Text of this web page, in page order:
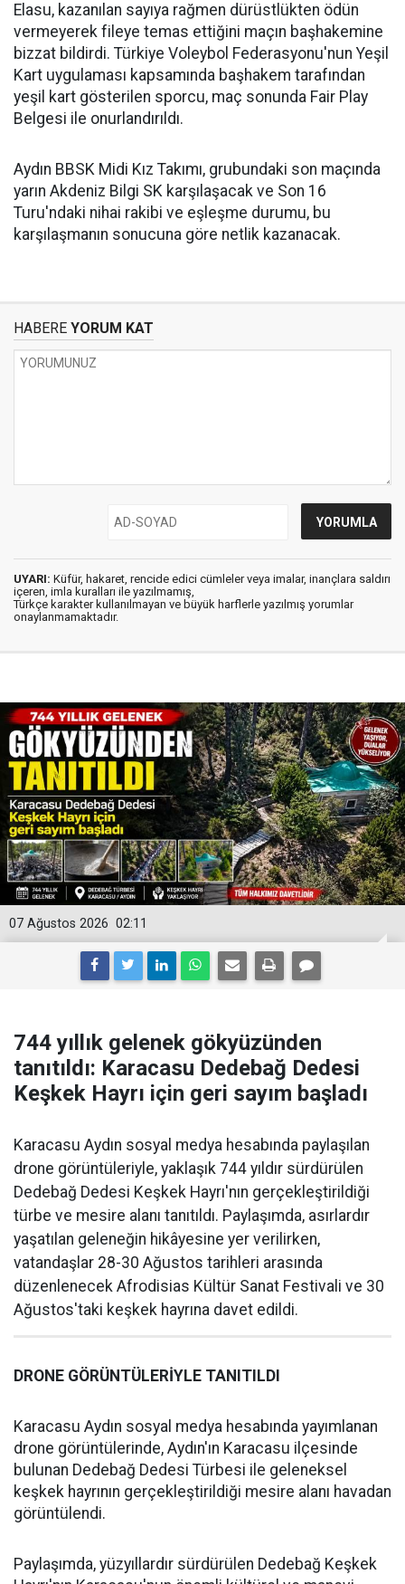
Elasu, kazanılan sayıya rağmen dürüstlükten ödün
vermeyerek fileye temas ettiğini maçın başhakemine
bizzat bildirdi. Türkiye Voleybol Federasyonu'nun Yeşil
Kart uygulaması kapsamında başhakem tarafından
yeşil kart gösterilen sporcu, maç sonunda Fair Play
Belgesi ile onurlandırıldı.
Aydın BBSK Midi Kız Takımı, grubundaki son maçında
yarın Akdeniz Bilgi SK karşılaşacak ve Son 16
Turu'ndaki nihai rakibi ve eşleşme durumu, bu
karşılaşmanın sonucuna göre netlik kazanacak.
HABERE YORUM KAT
UYARI: Küfür, hakaret, rencide edici cümleler veya imalar, inançlara saldırı
içeren, imla kuralları ile yazılmamış,
Türkçe karakter kullanılmayan ve büyük harflerle yazılmış yorumlar
onaylanmamaktadır.
02:11
07 Ağustos 2026
744 yıllık gelenek gökyüzünden
tanıtıldı: Karacasu Dedebağ Dedesi
Keşkek Hayrı için geri sayım başladı
Karacasu Aydın sosyal medya hesabında paylaşılan
drone görüntüleriyle, yaklaşık 744 yıldır sürdürülen
Dedebağ Dedesi Keşkek Hayrı'nın gerçekleştirildiği
türbe ve mesire alanı tanıtıldı. Paylaşımda, asırlardır
yaşatılan geleneğin hikâyesine yer verilirken,
vatandaşlar 28-30 Ağustos tarihleri arasında
düzenlenecek Afrodisias Kültür Sanat Festivali ve 30
Ağustos'taki keşkek hayrına davet edildi.
DRONE GÖRÜNTÜLERİYLE TANITILDI
Karacasu Aydın sosyal medya hesabında yayımlanan
drone görüntülerinde, Aydın'ın Karacasu ilçesinde
bulunan Dedebağ Dedesi Türbesi ile geleneksel
keşkek hayrının gerçekleştirildiği mesire alanı havadan
görüntülendi.
Paylaşımda, yüzyıllardır sürdürülen Dedebağ Keşkek